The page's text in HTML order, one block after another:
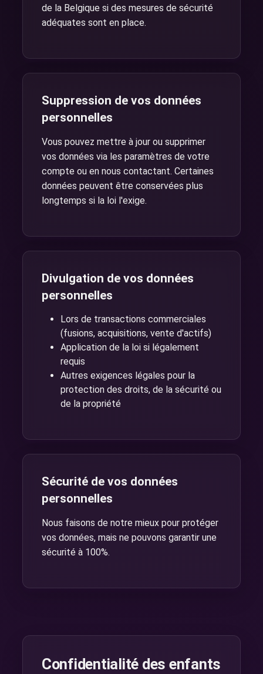
de la Belgique si des mesures de sécurité
adéquates sont en place.
Suppression de vos données
personnelles
Vous pouvez mettre à jour ou supprimer
vos données via les paramètres de votre
compte ou en nous contactant. Certaines
données peuvent être conservées plus
longtemps si la loi l'exige.
Divulgation de vos données
personnelles
Lors de transactions commerciales
(fusions, acquisitions, vente d'actifs)
Application de la loi si légalement
requis
Autres exigences légales pour la
protection des droits, de la sécurité ou
de la propriété
Sécurité de vos données
personnelles
Nous faisons de notre mieux pour protéger
vos données, mais ne pouvons garantir une
sécurité à 100%.
Confidentialité des enfants